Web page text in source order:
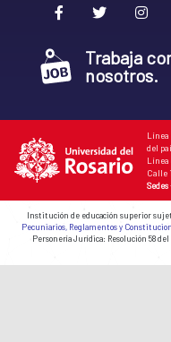
Trabaja
nosotros.
Línea
del
Línea
Calle
Sedes
Institución de educación superior
Pecuniarios, Reglamentos y
Personería Jurídica: Resolución 58